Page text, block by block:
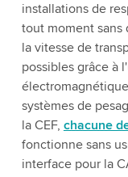
installations de
tout moment sans
la vitesse de
possibles grâce à
systèmes de
la CEF, chacune
fonctionne sans
interface pour la